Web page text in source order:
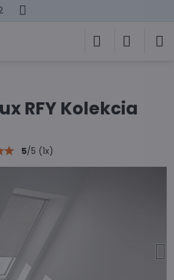
RFY Kolekcia
5/5 (1x)